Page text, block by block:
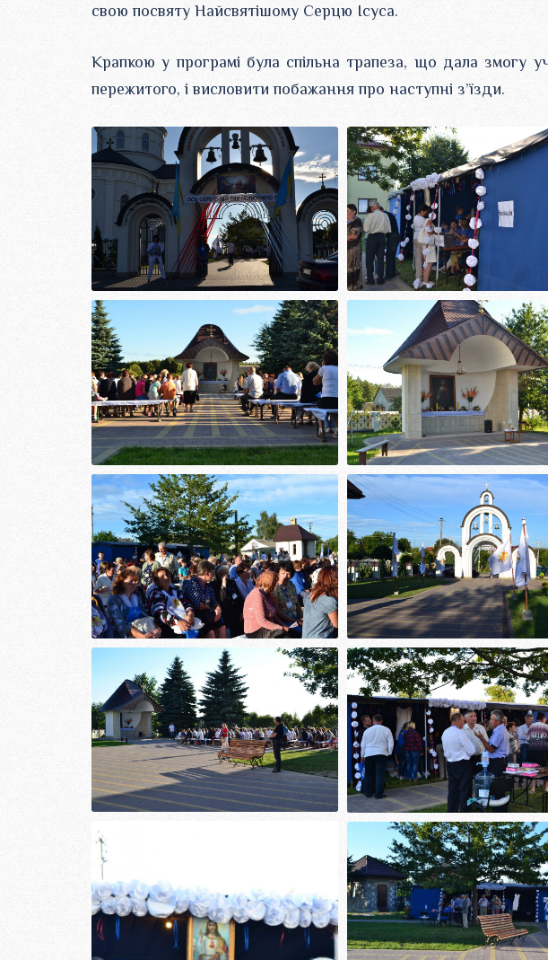
свою посвяту Найсвятішому Серцю Ісуса.
Крапкою у програмі була спільна трапеза, що дала змогу
пережитого, і висловити побажання про наступні з’їзди.